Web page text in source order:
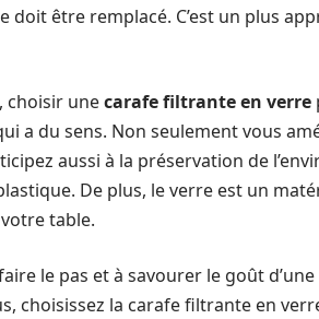
doit être remplacé. C’est un plus
choisir unecarafe filtrante en verre
a du sens. Non seulement vous
aussi à la préservation de
De plus, le verre est un
table.
le pas et à savourer le goût
choisissez la carafe filtrante en